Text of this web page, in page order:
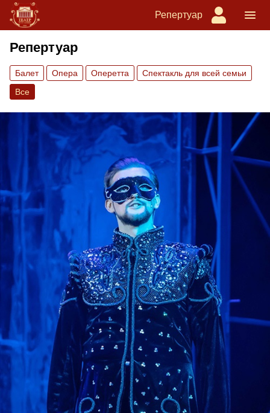
Репертуар
Репертуар
Балет Опера Оперетта
Спектакль для всей семьи
Все